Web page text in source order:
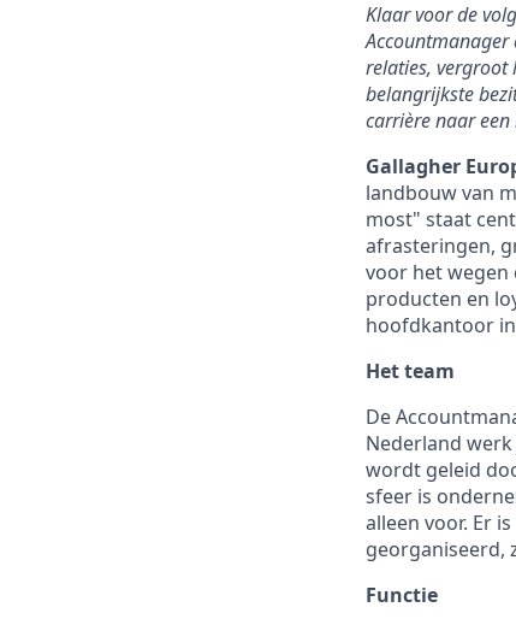
Klaar voor de
relaties, vergroot
belangrijkste
carrière naar
Gallagher
landbouw van
most" staat
afrasteringen,
voor het wegen
producten en
hoofdkantoor
Het team
De
Nederland
wordt geleid
sfeer is
alleen voor. Er
georganiseerd,
Functie